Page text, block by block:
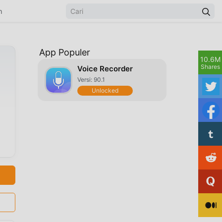
App Populer
Voice Recorder
Versi: 90.1
Unlocked
10.6M
Shares